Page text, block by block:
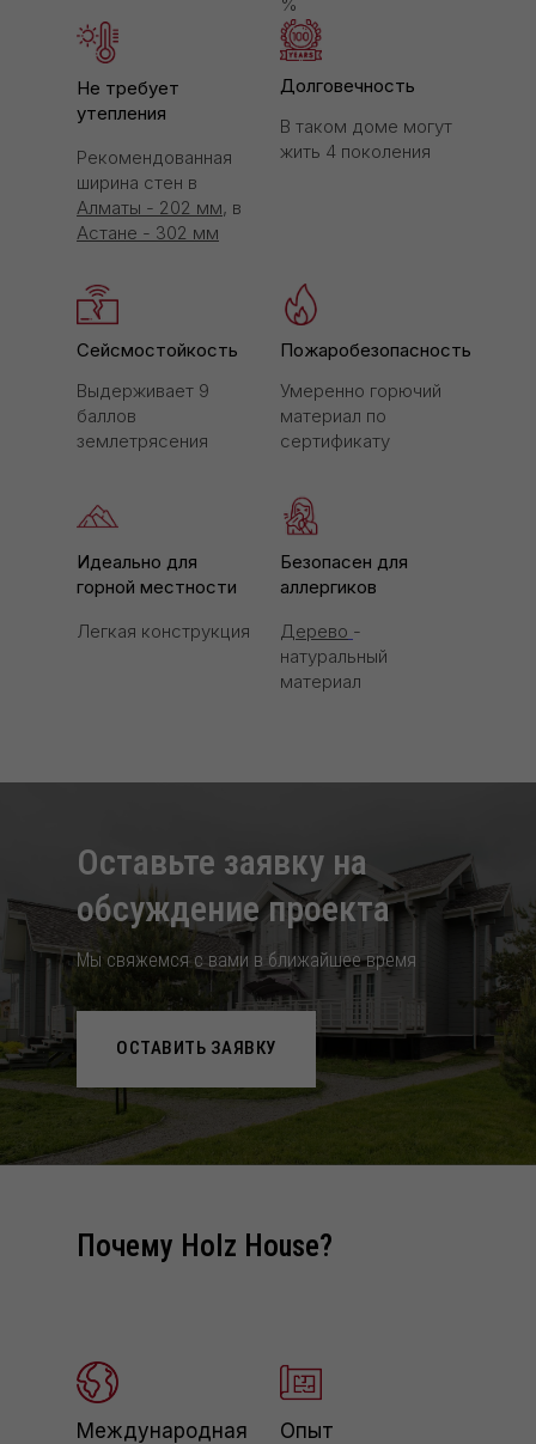
Рекомендованная
ширина стен в
Алматы - 202 мм, в
Астане - 302 мм
В таком доме могут
жить 4 поколения
Выдерживает 9
баллов
землетрясения
Умеренно горючий
материал по
сертификату
Легкая конструкция Дерево -
натуральный
материал
Не требует
утепления
Долговечность
Сейсмостойкость Пожаробезопасность
Идеально для
горной местности
Безопасен для
аллергиков
Оставьте заявку на
обcуждение проекта
Мы свяжемся с вами в ближайшее время
ОСТАВИТЬ ЗАЯВКУ
Почему Holz House?
Международная
Опыт